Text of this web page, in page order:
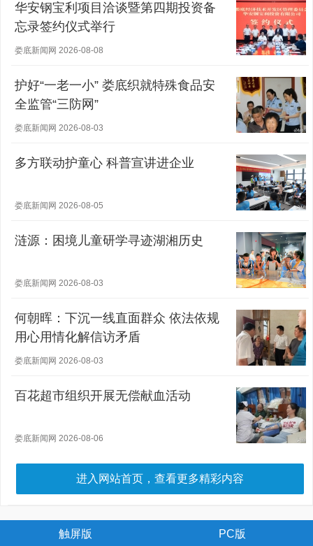
华安钢宝利项目洽谈暨第四期投资备
忘录签约仪式举行
娄底新闻网 2026-08-08
护好“一老一小” 娄底织就特殊食品安
全监管“三防网”
娄底新闻网 2026-08-03
多方联动护童心 科普宣讲进企业
娄底新闻网 2026-08-05
涟源：困境儿童研学寻迹湖湘历史
娄底新闻网 2026-08-03
何朝晖：下沉一线直面群众 依法依规
用心用情化解信访矛盾
娄底新闻网 2026-08-03
百花超市组织开展无偿献血活动
娄底新闻网 2026-08-06
进入网站首页，查看更多精彩内容
触屏版 PC版